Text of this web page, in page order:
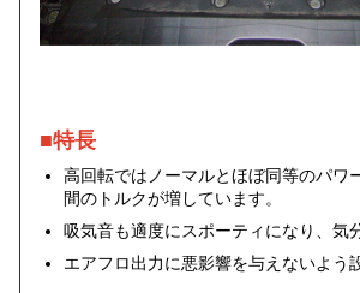
■特長
高回転ではノーマルとほぼ同等のパワ
間のトルクが増しています。
吸気音も適度にスポーティになり、気
エアフロ出力に悪影響を与えないよう